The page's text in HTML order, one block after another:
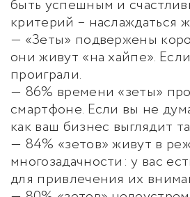
быть успешным и
критерий – наслаждаться
— «Зеты» подвержены
они живут «на хайпе».
проиграли.
— 86% времени «зеты»
смартфоне. Если вы не
как ваш бизнес выглядит
— 84% «зетов» живут в
многозадачности: у вас
для привлечения их